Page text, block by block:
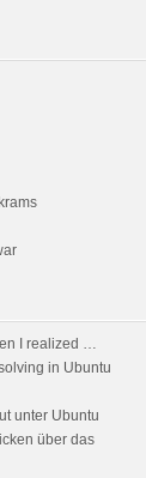
I realized …
in Ubuntu
unter Ubuntu
über das